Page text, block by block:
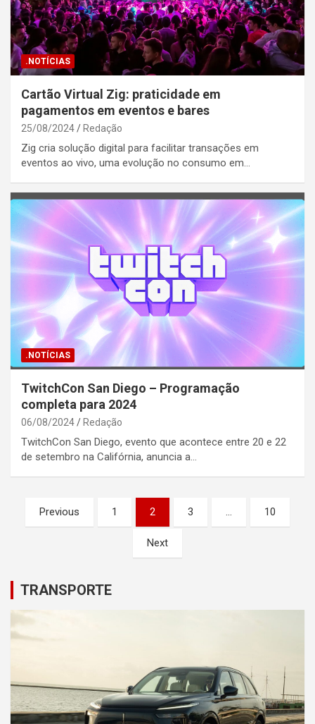
.NOTÍCIAS
Cartão Virtual Zig: praticidade em
pagamentos em eventos e bares
25/08/2024 Redação
Zig cria solução digital para facilitar transações em
eventos ao vivo, uma evolução no consumo em…
.NOTÍCIAS
TwitchCon San Diego – Programação
completa para 2024
06/08/2024 Redação
TwitchCon San Diego, evento que acontece entre 20 e 22
de setembro na Califórnia, anuncia a…
Posts
pagination
Previous 1 2 3 … 10
Next
TRANSPORTE